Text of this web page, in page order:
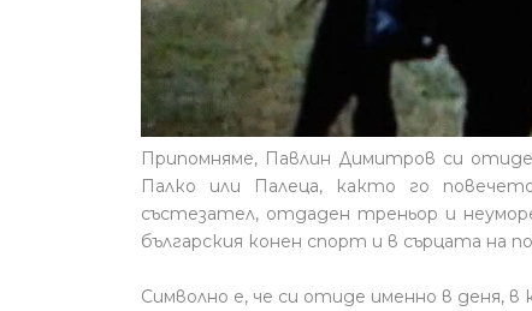
Припомняме, Павлин Димитров си
Палко или Палеца, както го
състезател, отдаден треньор и
българския конен спорт и в сърцата на
Символно е, че си отиде именно в деня,